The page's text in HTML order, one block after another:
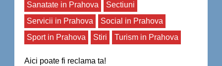
Sanatate in Prahova
Sectiuni
Servicii in Prahova
Social in Prahova
Sport in Prahova
Stiri Turism in Prahova
Aici poate fi reclama ta!